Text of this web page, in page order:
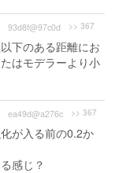
93d8f@97c0d >> 367
下のある距離にお
はモデラーより小
ea49d@a276c >> 367
が入る前の0.2か
感じ？